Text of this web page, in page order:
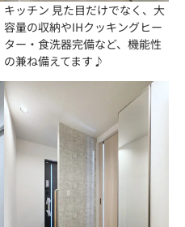
キッチン 見た目だけでなく、大
容量の収納やIHクッキングヒー
ター・食洗器完備など、機能性
の兼ね備えてます♪